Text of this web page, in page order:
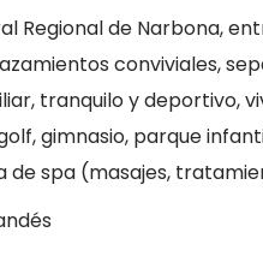
Regional de Narbona,
conviviales,
tranquilo y deportivo,
gimnasio, parque
spa (masajes,